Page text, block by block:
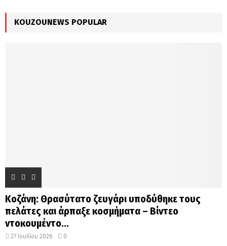
KOUZOUNEWS POPULAR
Κοζάνη: Θρασύτατο ζευγάρι υποδύθηκε τους
πελάτες και άρπαξε κοσμήματα – Βίντεο
ντοκουμέντο...
27 Ιουλίου 2026 0